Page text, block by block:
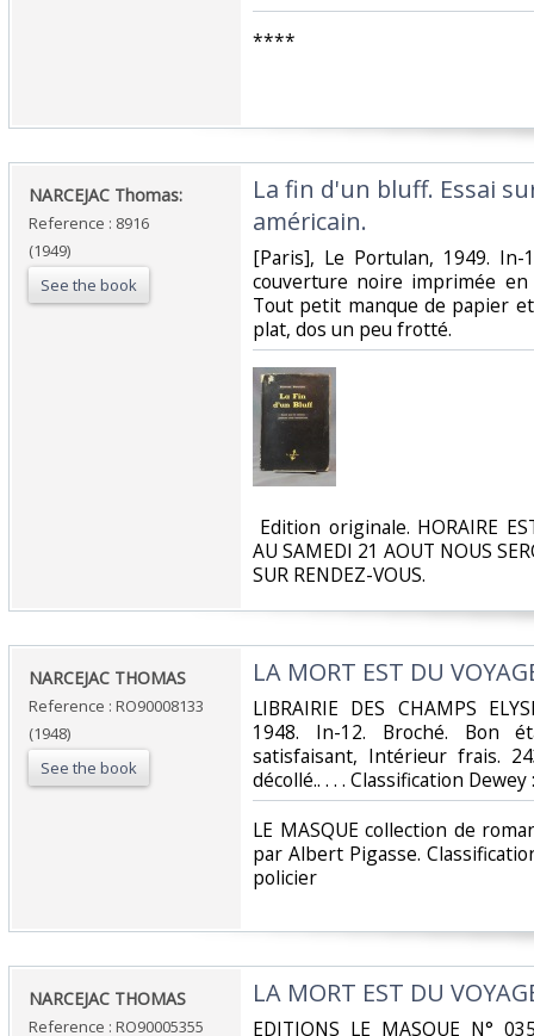
‎****‎
‎NARCEJAC Thomas:‎
Reference : 8916
(1949)
See the book
‎La fin d'un bluff. Essai
américain.‎
‎[Paris], Le Portulan, 1949.
couverture noire imprimée
Tout petit manque de papier
plat, dos un peu frotté. ‎
Edition originale. HORAIRE
AU SAMEDI 21 AOUT NOUS
SUR RENDEZ-VOUS.‎
‎NARCEJAC THOMAS‎
Reference : RO90008133
(1948)
See the book
‎LA MORT EST DU
‎LIBRAIRIE DES CHAMPS
1948. In-12. Broché. Bon
satisfaisant, Intérieur frais.
décollé.. . . . Classification
‎LE MASQUE collection de
par Albert Pigasse.
policier‎
‎NARCEJAC THOMAS‎
Reference : RO90005355
‎LA MORT EST DU
‎EDITIONS LE MASQUE N°